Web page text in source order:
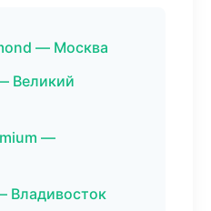
— Москва
Великий
—
Владивосток